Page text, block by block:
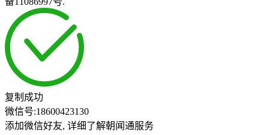
复制成功
微信号:18600423130
添加微信好友, 详细了解朝闻通服务